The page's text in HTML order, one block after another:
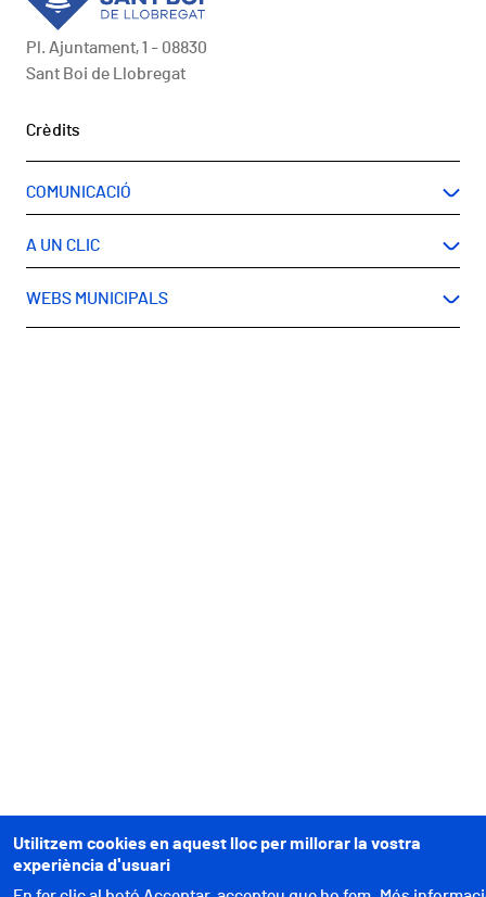
Pl. Ajuntament, 1 - 08830
Sant Boi de Llobregat
Peu
Crèdits
COMUNICACIÓ
A UN CLIC
WEBS MUNICIPALS
Utilitzem cookies en aquest lloc per millorar la vostra
experiència d'usuari